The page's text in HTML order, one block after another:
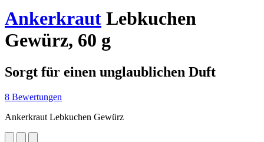
Ankerkraut Lebkuchen
Gewürz, 60 g
Sorgt für einen unglaublichen Duft
8 Bewertungen
Ankerkraut Lebkuchen Gewürz